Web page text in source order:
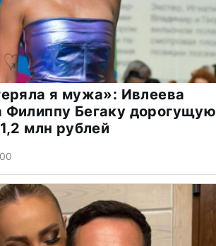
я мужа»: Ивлеева
Филиппу Бегаку дорогущую
млн рублей